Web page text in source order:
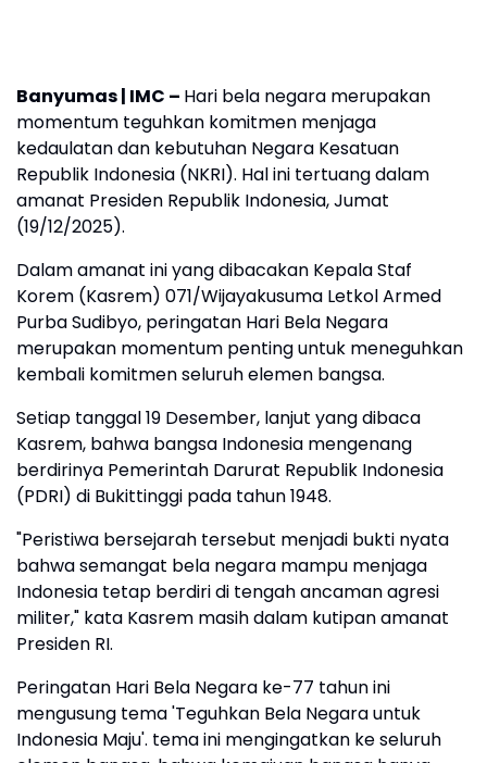
‎Banyumas | IMC – Hari bela negara merupakan
momentum teguhkan komitmen menjaga
kedaulatan dan kebutuhan Negara Kesatuan
Republik Indonesia (NKRI). Hal ini tertuang dalam
amanat Presiden Republik Indonesia, Jumat
(19/12/2025).
‎Dalam amanat ini yang dibacakan Kepala Staf
Korem (Kasrem) 071/Wijayakusuma Letkol Armed
Purba Sudibyo, peringatan Hari Bela Negara
merupakan momentum penting untuk meneguhkan
kembali komitmen seluruh elemen bangsa.
‎‎Setiap tanggal 19 Desember, lanjut yang dibaca
Kasrem, bahwa bangsa Indonesia mengenang
berdirinya Pemerintah Darurat Republik Indonesia
(PDRI) di Bukittinggi pada tahun 1948.
‎"Peristiwa bersejarah tersebut menjadi bukti nyata
bahwa semangat bela negara mampu menjaga
Indonesia tetap berdiri di tengah ancaman agresi
militer," kata Kasrem masih dalam kutipan amanat
Presiden RI.
‎Peringatan Hari Bela Negara ke-77 tahun ini
mengusung tema 'Teguhkan Bela Negara untuk
Indonesia Maju'. tema ini mengingatkan ke seluruh